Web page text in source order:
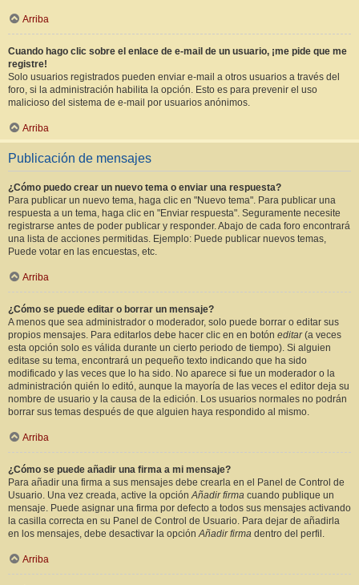
Arriba
Cuando hago clic sobre el enlace de e-mail de un usuario, ¡me pide que me
registre!
Solo usuarios registrados pueden enviar e-mail a otros usuarios a través del
foro, si la administración habilita la opción. Esto es para prevenir el uso
malicioso del sistema de e-mail por usuarios anónimos.
Arriba
Publicación de mensajes
¿Cómo puedo crear un nuevo tema o enviar una respuesta?
Para publicar un nuevo tema, haga clic en "Nuevo tema". Para publicar una
respuesta a un tema, haga clic en "Enviar respuesta". Seguramente necesite
registrarse antes de poder publicar y responder. Abajo de cada foro encontrará
una lista de acciones permitidas. Ejemplo: Puede publicar nuevos temas,
Puede votar en las encuestas, etc.
Arriba
¿Cómo se puede editar o borrar un mensaje?
A menos que sea administrador o moderador, solo puede borrar o editar sus
propios mensajes. Para editarlos debe hacer clic en en botón editar(a veces
esta opción solo es válida durante un cierto periodo de tiempo). Si alguien
editase su tema, encontrará un pequeño texto indicando que ha sido
modificado y las veces que lo ha sido. No aparece si fue un moderador o la
administración quién lo editó, aunque la mayoría de las veces el editor deja su
nombre de usuario y la causa de la edición. Los usuarios normales no podrán
borrar sus temas después de que alguien haya respondido al mismo.
Arriba
¿Cómo se puede añadir una firma a mi mensaje?
Para añadir una firma a sus mensajes debe crearla en el Panel de Control de
Usuario. Una vez creada, active la opciónAñadir firma cuando publique un
mensaje. Puede asignar una firma por defecto a todos sus mensajes activando
la casilla correcta en su Panel de Control de Usuario. Para dejar de añadirla
en los mensajes, debe desactivar la opciónAñadir firma dentro del perfil.
Arriba